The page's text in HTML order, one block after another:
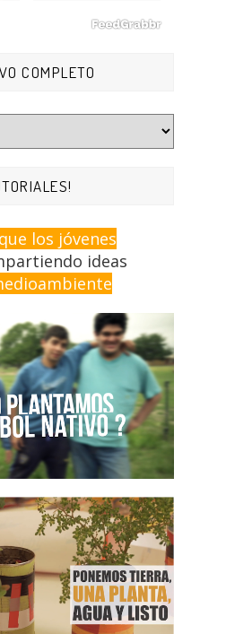
COMPLETO
los jóvenes
ideas